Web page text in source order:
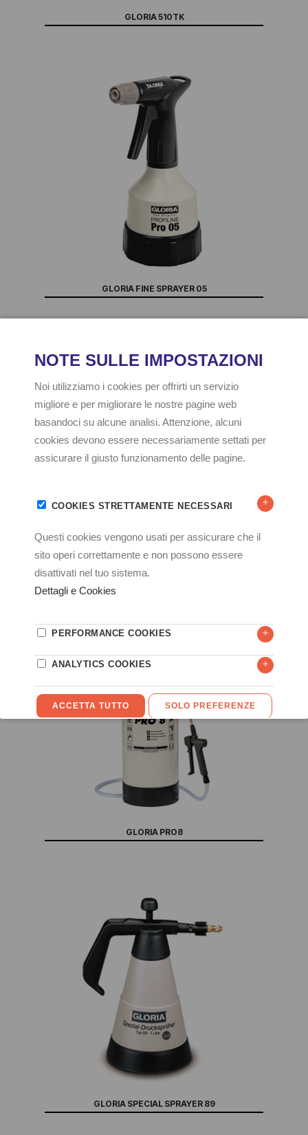
GLORIA 510TK
GLORIA FINE SPRAYER 05
GLORIA PRO500
GLORIA PRO8
GLORIA SPECIAL SPRAYER 89